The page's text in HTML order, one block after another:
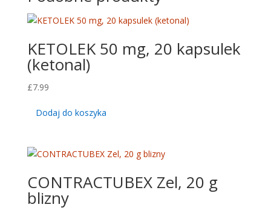
KETOLEK 50 mg, 20 kapsulek
(ketonal)
£7.99
Dodaj do koszyka
CONTRACTUBEX Zel, 20 g
blizny